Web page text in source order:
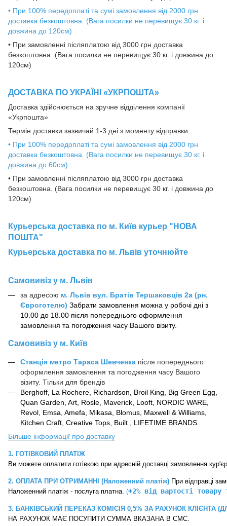
• При 100% передоплаті та сумі замовлення від 2000 грн
доставка безкоштовна. (Вага посилки не перевищує 30 кг. і
довжина до 120см)
• При замовленні післяплатою від 3000 грн доставка
безкоштовна. (Вага посилки не перевищує 30 кг. і довжина до
120см)
ДОСТАВКА ПО УКРАЇНІ «УКРПОШТА»
Доставка здійснюється на зручне відділення компанії
«Укрпошта»
Термін доставки зазвичай 1-3 дні з моменту відправки.
• При 100% передоплаті та сумі замовлення від 2000 грн
доставка безкоштовна. (Вага посилки не перевищує 30 кг. і
довжина до 60см)
• При замовленні післяплатою від 3000 грн доставка
безкоштовна. (Вага посилки не перевищує 30 кг. і довжина до
120см)
Курьерська доставка по м. Київ курьер "НОВА
ПОШТА"
Курьерська доставка по м. Львів уточнюйте
Самовивіз у м. Львів
за адресою м. Львів вул. Братів Тершаковців 2а (рн.
Євроготелю) Забрати замовлення можна у робочі дні з
10.00 до 18.00 після попереднього оформлення
замовлення та погодження часу Вашого візиту.
Самовивіз у м. Київ
Станція метро Тараса Шевченка після попереднього
оформлення замовлення та погодження часу Вашого
візиту. Тільки для брендів
Berghoff, La Rochere, Richardson, Broil King, Big Green Egg,
Quan Garden Art, Rosle, Maverick, Looft, NORDIC WARE,
Revol, Emsa, Amefa, Mikasa, Blomus, Maxwell & Williams,
Kitchen Craft, Creative Tops, Built , LIFETIME BRANDS.
Більше інформації про доставку
1. ГОТІВКОВИЙ ПЛАТІЖ
2. ОПЛАТА ПРИ ОТРИМАННІ (Наложенний платіж) При відправці
Наложенний платіж - послуга платна. (+2% від вартості
3. БАНКІВСЬКИЙ ПЕРЕКАЗ КОМІСІЯ 0,5% ЗА РАХУНОК КЛІЄНТА
НА РАХУНОК МАЄ ПОСУПИТИ СУММА ВКАЗАНА В СМС.